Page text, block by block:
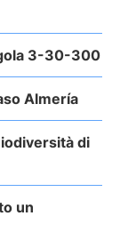
3-30-300
Almería
di
un